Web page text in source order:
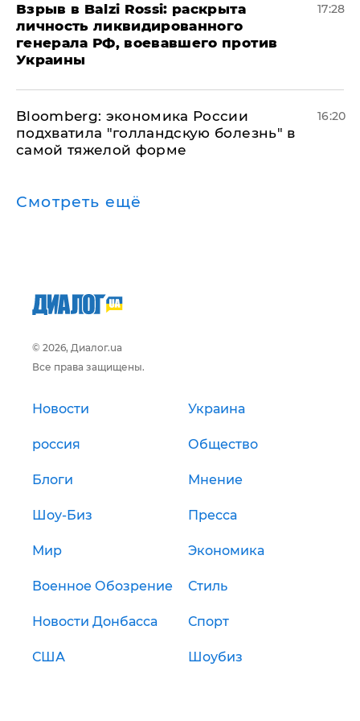
​Взрыв в Balzi Rossi: раскрыта
личность ликвидированного
генерала РФ, воевавшего против
Украины
17:28
Bloomberg: экономика России
подхватила "голландскую болезнь" в
самой тяжелой форме
16:20
Смотреть ещё
© 2026, Диалог.ua
Все права защищены.
Новости Украина
россия Общество
Блоги Мнение
Шоу-Биз Пресса
Мир Экономика
Военное Обозрение Стиль
Новости Донбасса Спорт
США Шоубиз